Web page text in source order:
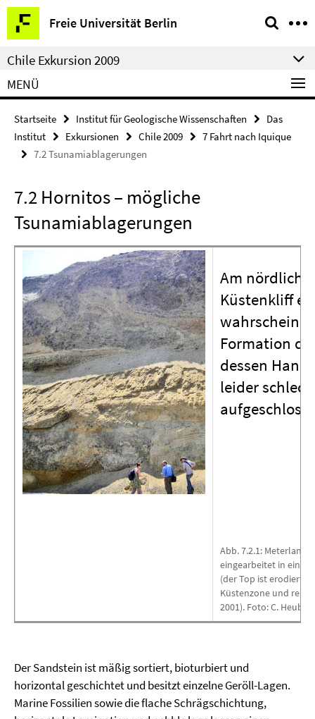
Springe
direkt
zu
Inhalt
Freie Universität Berlin
Service-
Navigation
Chile Exkursion 2009
MENÜ
Startseite Institut für Geologische Wissenschaften
Das
Institut
Exkursionen Chile 2009
7 Fahrt nach Iquique
7.2 Tsunamiablagerungen
7.2 Hornitos – mögliche
Tsunamiablagerungen
Am
Küstenkliff
Formation
dessen
leider
Abb. 7.2.1:
eingearbeitet in eine
(der Top ist erodiert).
Küstenzone und
2001). Foto: C.
Der Sandstein ist mäßig sortiert, bioturbiert und
horizontal geschichtet und besitzt einzelne Geröll-Lagen.
Marine Fossilien sowie die flache Schrägschichtung,